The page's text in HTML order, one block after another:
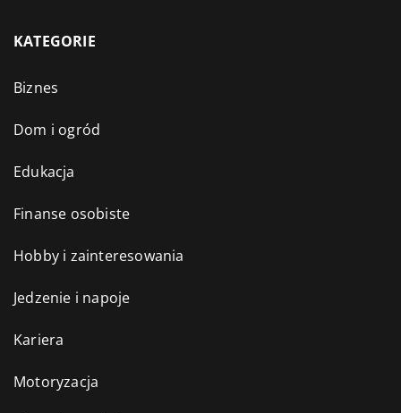
KATEGORIE
Biznes
Dom i ogród
Edukacja
Finanse osobiste
Hobby i zainteresowania
Jedzenie i napoje
Kariera
Motoryzacja